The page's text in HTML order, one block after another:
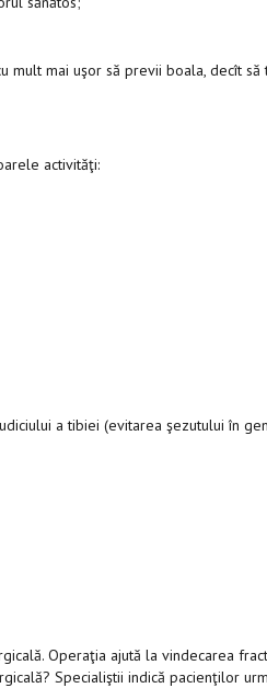
mult mai uşor să previi boala, decît
activităţi:
a tibiei (evitarea şezutului în
Operaţia ajută la vindecarea
Specialiştii indică pacienţilor